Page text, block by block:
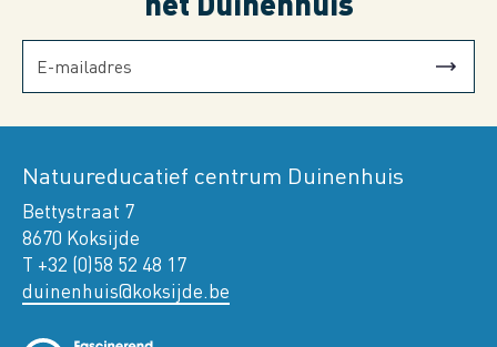
Natuureducatief centrum Duinenhuis
Bettystraat 7
8670 Koksijde
T +32 (0)58 52 48 17
duinenhuis@koksijde.be